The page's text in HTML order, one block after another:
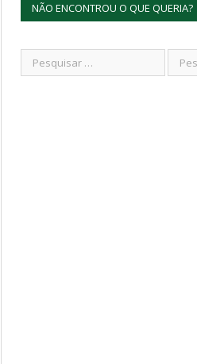
NÃO ENCONTROU O QUE QUERIA?